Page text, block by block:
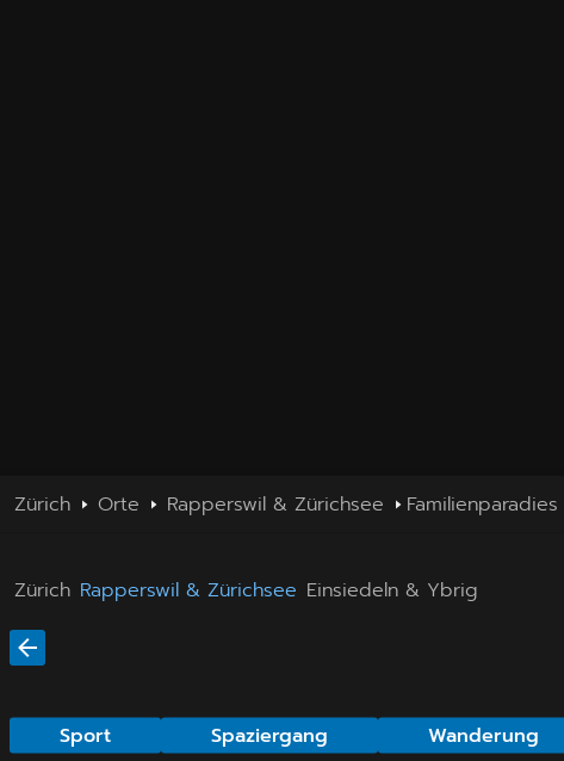
Zürich Orte Rapperswil & Zürichsee
Zürich Rapperswil & Zürichsee Einsiedeln & Ybrig
Sport Spaziergang Wanderung